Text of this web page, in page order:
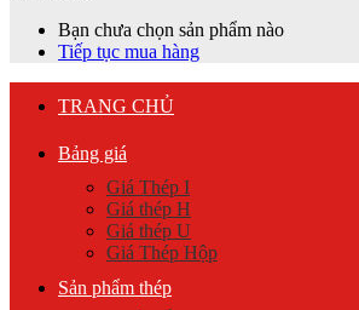
Bạn chưa chọn sản phẩm nào
Tiếp tục mua hàng
TRANG CHỦ
Bảng giá
Giá Thép I
Giá thép H
Giá thép U
Giá Thép Hộp
Sản phẩm thép